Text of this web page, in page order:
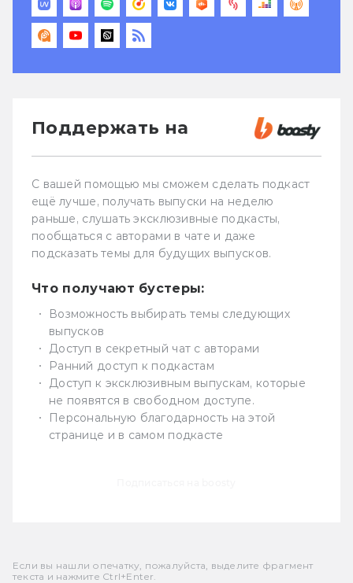
Поддержать на
С вашей помощью мы сможем сделать подкаст
ещё лучше, получать выпуски на неделю
раньше, слушать эксклюзивные подкасты,
пообщаться с авторами в чате и даже
подсказать темы для будущих выпусков.
Что получают бустеры:
Возможность выбирать темы следующих
выпусков
Доступ в секретный чат с авторами
Ранний доступ к подкастам
Доступ к эксклюзивным выпускам, которые
не появятся в свободном доступе.
Персональную благодарность на этой
странице и в самом подкасте
Если вы нашли опечатку, пожалуйста, выделите фрагмент
текста и нажмите Ctrl+Enter.